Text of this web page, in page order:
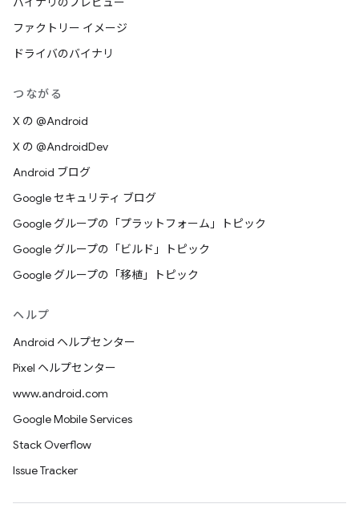
ファクトリー イメージ
ドライバのバイナリ
つながる
X の @Android
X の @AndroidDev
Android ブログ
Google セキュリティ ブログ
Google グループの「プラットフォーム」トピック
Google グループの「ビルド」トピック
Google グループの「移植」トピック
ヘルプ
Android ヘルプセンター
Pixel ヘルプセンター
www.android.com
Google Mobile Services
Stack Overflow
Issue Tracker